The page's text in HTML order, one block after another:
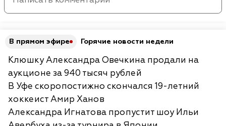
В прямом эфире Горячие новости недели
Клюшку Александра Овечкина продали на
аукционе за 940 тысяч рублей
В Уфе скоропостижно скончался 19-летний
хоккеист Амир Ханов
Александра Игнатова пропустит шоу Ильи